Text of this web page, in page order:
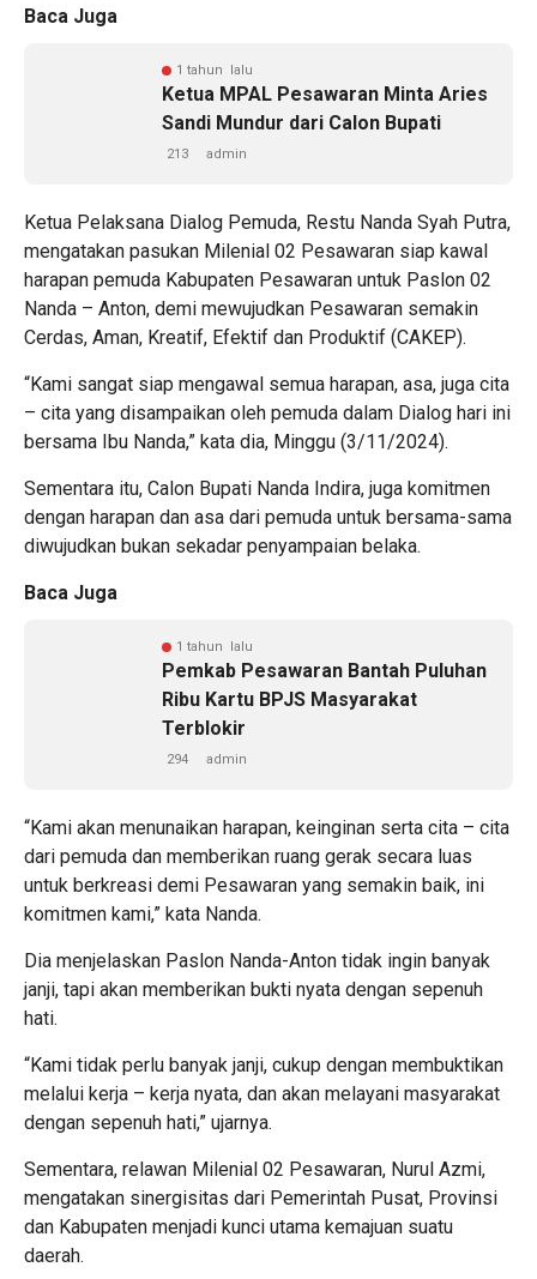
Baca Juga
1 tahun lalu
Ketua MPAL Pesawaran Minta Aries
Sandi Mundur dari Calon Bupati
213 admin
Ketua Pelaksana Dialog Pemuda, Restu Nanda Syah Putra,
mengatakan pasukan Milenial 02 Pesawaran siap kawal
harapan pemuda Kabupaten Pesawaran untuk Paslon 02
Nanda – Anton, demi mewujudkan Pesawaran semakin
Cerdas, Aman, Kreatif, Efektif dan Produktif (CAKEP).
“Kami sangat siap mengawal semua harapan, asa, juga cita
– cita yang disampaikan oleh pemuda dalam Dialog hari ini
bersama Ibu Nanda,” kata dia, Minggu (3/11/2024).
Sementara itu, Calon Bupati Nanda Indira, juga komitmen
dengan harapan dan asa dari pemuda untuk bersama-sama
diwujudkan bukan sekadar penyampaian belaka.
Baca Juga
1 tahun lalu
Pemkab Pesawaran Bantah Puluhan
Ribu Kartu BPJS Masyarakat
Terblokir
294 admin
“Kami akan menunaikan harapan, keinginan serta cita – cita
dari pemuda dan memberikan ruang gerak secara luas
untuk berkreasi demi Pesawaran yang semakin baik, ini
komitmen kami,” kata Nanda.
Dia menjelaskan Paslon Nanda-Anton tidak ingin banyak
janji, tapi akan memberikan bukti nyata dengan sepenuh
hati.
“Kami tidak perlu banyak janji, cukup dengan membuktikan
melalui kerja – kerja nyata, dan akan melayani masyarakat
dengan sepenuh hati,” ujarnya.
Sementara, relawan Milenial 02 Pesawaran, Nurul Azmi,
mengatakan sinergisitas dari Pemerintah Pusat, Provinsi
dan Kabupaten menjadi kunci utama kemajuan suatu
daerah.